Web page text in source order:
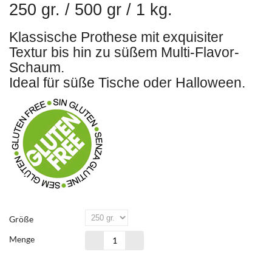
250 gr. / 500 gr / 1 kg.
Klassische Prothese mit exquisiter
Textur bis hin zu süßem Multi-Flavor-
Schaum.
Ideal für süße Tische oder Halloween.
Größe
Menge